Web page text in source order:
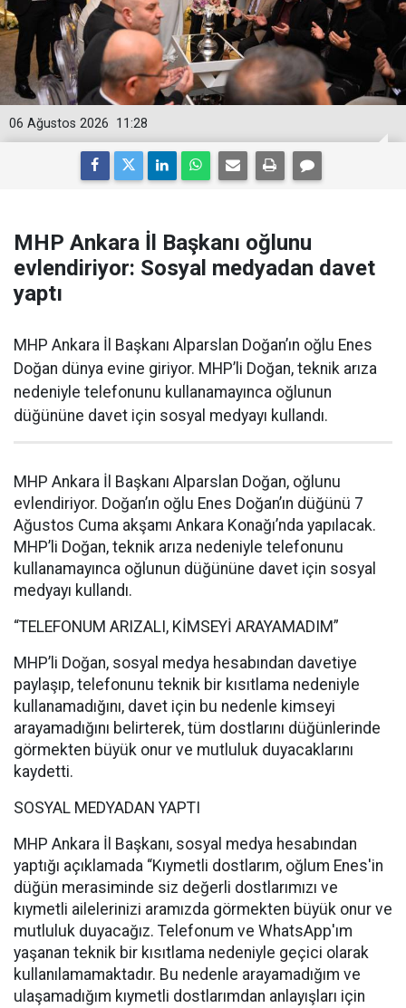
11:28
06 Ağustos 2026
MHP Ankara İl Başkanı oğlunu
evlendiriyor: Sosyal medyadan davet
yaptı
MHP Ankara İl Başkanı Alparslan Doğan’ın oğlu Enes
Doğan dünya evine giriyor. MHP’li Doğan, teknik arıza
nedeniyle telefonunu kullanamayınca oğlunun
düğününe davet için sosyal medyayı kullandı.
MHP Ankara İl Başkanı Alparslan Doğan, oğlunu
evlendiriyor. Doğan’ın oğlu Enes Doğan’ın düğünü 7
Ağustos Cuma akşamı Ankara Konağı’nda yapılacak.
MHP’li Doğan, teknik arıza nedeniyle telefonunu
kullanamayınca oğlunun düğününe davet için sosyal
medyayı kullandı.
“TELEFONUM ARIZALI, KİMSEYİ ARAYAMADIM”
MHP’li Doğan, sosyal medya hesabından davetiye
paylaşıp, telefonunu teknik bir kısıtlama nedeniyle
kullanamadığını, davet için bu nedenle kimseyi
arayamadığını belirterek, tüm dostlarını düğünlerinde
görmekten büyük onur ve mutluluk duyacaklarını
kaydetti.
SOSYAL MEDYADAN YAPTI
MHP Ankara İl Başkanı, sosyal medya hesabından
yaptığı açıklamada “Kıymetli dostlarım, oğlum Enes'in
düğün merasiminde siz değerli dostlarımızı ve
kıymetli ailelerinizi aramızda görmekten büyük onur ve
mutluluk duyacağız. Telefonum ve WhatsApp'ım
yaşanan teknik bir kısıtlama nedeniyle geçici olarak
kullanılamamaktadır. Bu nedenle arayamadığım ve
ulaşamadığım kıymetli dostlarımdan anlayışları için